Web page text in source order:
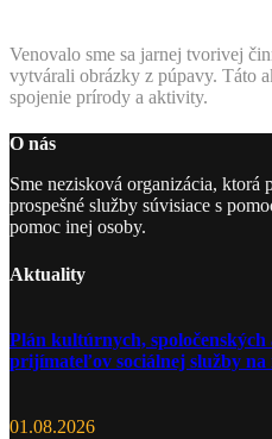
Venovalo sme sa jarnej tvorivej
vytvárali obrázky z púpavy. Táto
spojenie prírody a aktivity.
O nás
Sme nezisková organizácia, ktorá
prospešné služby súvisiace s
pomoc inej osoby.
Aktuality
Plán kultúrnych,
prijímateľov sociálnej služby na
01.08.2026